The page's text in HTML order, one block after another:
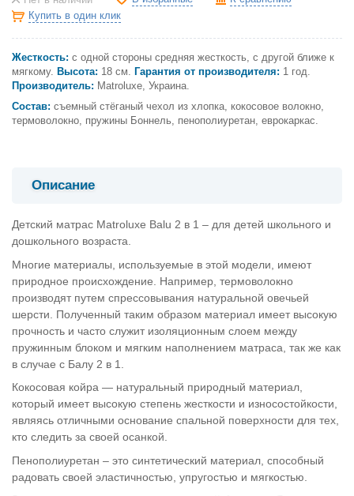
Купить в один клик
Жесткость: с одной стороны средняя жесткость, с другой ближе к
мягкому. Высота: 18 см. Гарантия от производителя: 1 год.
Производитель: Matroluxe, Украина.
Состав: съемный стёганый чехол из хлопка, кокосовое волокно,
термоволокно, пружины Боннель, пенополиуретан, еврокаркас.
Описание
Детский матрас Matroluxe Balu 2 в 1 – для детей школьного и
дошкольного возраста.
Многие материалы, используемые в этой модели, имеют
природное происхождение. Например, термоволокно
производят путем спрессовывания натуральной овечьей
шерсти. Полученный таким образом материал имеет высокую
прочность и часто служит изоляционным слоем между
пружинным блоком и мягким наполнением матраса, так же как
в случае с Балу 2 в 1.
Кокосовая койра — натуральный природный материал,
который имеет высокую степень жесткости и износостойкости,
являясь отличными основание спальной поверхности для тех,
кто следить за своей осанкой.
Пенополиуретан – это синтетический материал, способный
радовать своей эластичностью, упругостью и мягкостью.